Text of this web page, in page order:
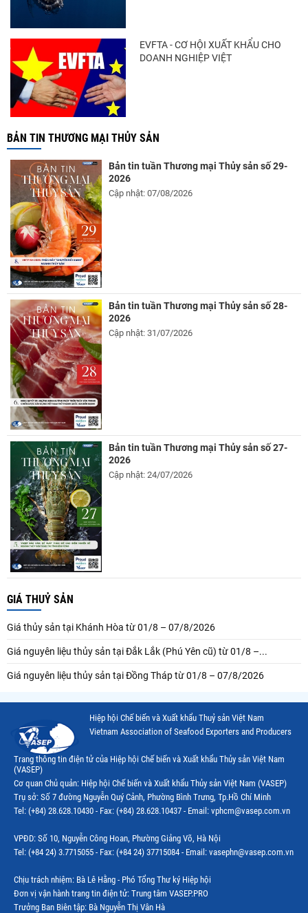
EVFTA - CƠ HỘI XUẤT KHẨU CHO
DOANH NGHIỆP VIỆT
BẢN TIN THƯƠNG MẠI THỦY SẢN
Bản tin tuần Thương mại Thủy sản số 29-
2026
Cập nhật: 07/08/2026
Bản tin tuần Thương mại Thủy sản số 28-
2026
Cập nhật: 31/07/2026
Bản tin tuần Thương mại Thủy sản số 27-
2026
Cập nhật: 24/07/2026
GIÁ THUỶ SẢN
Giá thủy sản tại Khánh Hòa từ 01/8 – 07/8/2026
Giá nguyên liệu thủy sản tại Đắk Lắk (Phú Yên cũ) từ 01/8 –...
Giá nguyên liệu thủy sản tại Đồng Tháp từ 01/8 – 07/8/2026
Hiệp hội Chế biến và Xuất khẩu Thuỷ sản Việt Nam
Vietnam Association of Seafood Exporters and Producers
Trang thông tin điện tử của Hiệp hội Chế biến và Xuất khẩu Thủy sản Việt Nam
(VASEP)
Cơ quan Chủ quản: Hiệp hội Chế biến và Xuất khẩu Thủy sản Việt Nam (VASEP)
Trụ sở: Số 7 đường Nguyễn Quý Cảnh, Phường Bình Trưng, Tp.Hồ Chí Minh
Tel: (+84) 28.628.10430 - Fax: (+84) 28.628.10437 - Email: vphcm@vasep.com.vn
VPĐD: Số 10, Nguyễn Công Hoan, Phường Giảng Võ, Hà Nội
Tel: (+84 24) 3.7715055 - Fax: (+84 24) 37715084 - Email: vasephn@vasep.com.vn
Chịu trách nhiệm: Bà Lê Hằng - Phó Tổng Thư ký Hiệp hội
Đơn vị vận hành trang tin điện tử: Trung tâm VASEP.PRO
Trưởng Ban Biên tập: Bà Nguyễn Thị Vân Hà